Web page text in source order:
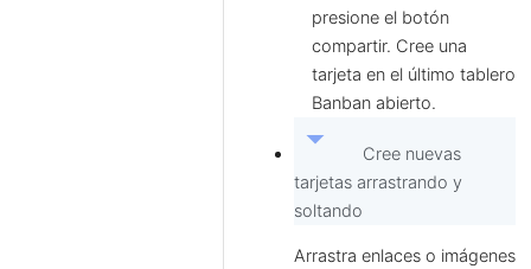
presione el botón
compartir. Cree una
tarjeta en el último tablero
Banban abierto.
arrow_drop_down
Cree nuevas
tarjetas arrastrando y
soltando
Arrastra enlaces o imágenes